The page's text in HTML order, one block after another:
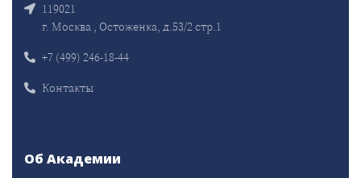
119021
г. Москва , Остоженка, д.53/2 стр.1
+7 (499) 246-18-44
Контакты
Об Академии